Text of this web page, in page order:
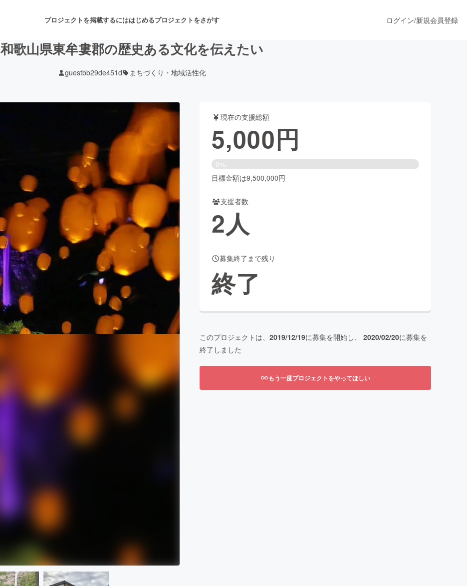
プロジェクトを掲載するにははじめるプロジェクトをさがす
舞台・パフォーマンス
ゲーム・サービス開発 フード・飲食店
書籍・雑誌出版 アニメ・漫画
チャレンジ ビューティー・ヘルスケア
CAMPFIRE for Social GoodCAMPFIRE Creation
CAMPFIREふるさと納税
machi-yaコミュニティ
ログイン/新規会員登録
和歌山県東牟婁郡の歴史ある文化を伝えたい
guestbb29de451d まちづくり・地域活性化
現在の支援総額
5,000円
0%
目標金額は9,500,000円
支援者数
2人
募集終了まで残り
終了
このプロジェクトは、 2019/12/19に募集を開始し、 2020/02/20に募集を
終了しました
もう一度プロジェクトをやってほしい